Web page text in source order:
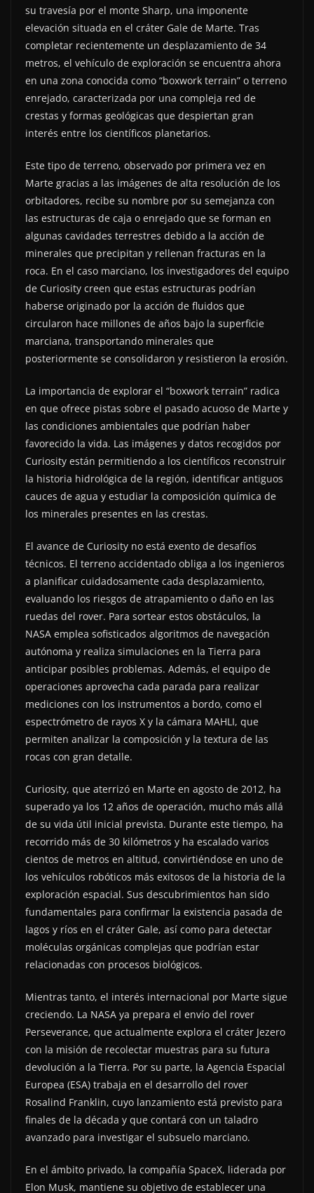
su travesía por el monte Sharp, una imponente
elevación situada en el cráter Gale de Marte. Tras
completar recientemente un desplazamiento de 34
metros, el vehículo de exploración se encuentra ahora
en una zona conocida como “boxwork terrain” o terreno
enrejado, caracterizada por una compleja red de
crestas y formas geológicas que despiertan gran
interés entre los científicos planetarios.
Este tipo de terreno, observado por primera vez en
Marte gracias a las imágenes de alta resolución de los
orbitadores, recibe su nombre por su semejanza con
las estructuras de caja o enrejado que se forman en
algunas cavidades terrestres debido a la acción de
minerales que precipitan y rellenan fracturas en la
roca. En el caso marciano, los investigadores del equipo
de Curiosity creen que estas estructuras podrían
haberse originado por la acción de fluidos que
circularon hace millones de años bajo la superficie
marciana, transportando minerales que
posteriormente se consolidaron y resistieron la erosión.
La importancia de explorar el “boxwork terrain” radica
en que ofrece pistas sobre el pasado acuoso de Marte y
las condiciones ambientales que podrían haber
favorecido la vida. Las imágenes y datos recogidos por
Curiosity están permitiendo a los científicos reconstruir
la historia hidrológica de la región, identificar antiguos
cauces de agua y estudiar la composición química de
los minerales presentes en las crestas.
El avance de Curiosity no está exento de desafíos
técnicos. El terreno accidentado obliga a los ingenieros
a planificar cuidadosamente cada desplazamiento,
evaluando los riesgos de atrapamiento o daño en las
ruedas del rover. Para sortear estos obstáculos, la
NASA emplea sofisticados algoritmos de navegación
autónoma y realiza simulaciones en la Tierra para
anticipar posibles problemas. Además, el equipo de
operaciones aprovecha cada parada para realizar
mediciones con los instrumentos a bordo, como el
espectrómetro de rayos X y la cámara MAHLI, que
permiten analizar la composición y la textura de las
rocas con gran detalle.
Curiosity, que aterrizó en Marte en agosto de 2012, ha
superado ya los 12 años de operación, mucho más allá
de su vida útil inicial prevista. Durante este tiempo, ha
recorrido más de 30 kilómetros y ha escalado varios
cientos de metros en altitud, convirtiéndose en uno de
los vehículos robóticos más exitosos de la historia de la
exploración espacial. Sus descubrimientos han sido
fundamentales para confirmar la existencia pasada de
lagos y ríos en el cráter Gale, así como para detectar
moléculas orgánicas complejas que podrían estar
relacionadas con procesos biológicos.
Mientras tanto, el interés internacional por Marte sigue
creciendo. La NASA ya prepara el envío del rover
Perseverance, que actualmente explora el cráter Jezero
con la misión de recolectar muestras para su futura
devolución a la Tierra. Por su parte, la Agencia Espacial
Europea (ESA) trabaja en el desarrollo del rover
Rosalind Franklin, cuyo lanzamiento está previsto para
finales de la década y que contará con un taladro
avanzado para investigar el subsuelo marciano.
En el ámbito privado, la compañía SpaceX, liderada por
Elon Musk, mantiene su objetivo de establecer una